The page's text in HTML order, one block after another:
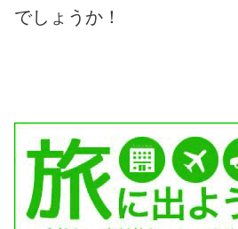
でしょうか！